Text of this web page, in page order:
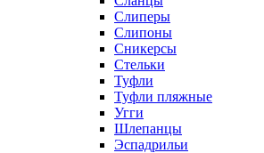
Слиперы
Слипоны
Сникерсы
Стельки
Туфли
Туфли пляжные
Угги
Шлепанцы
Эспадрильи